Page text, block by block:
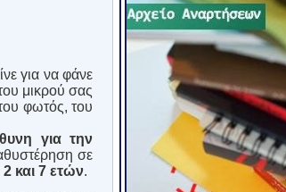
για να φάνε
μικρού σας
φωτός, του
για την
σε
και 7 ετών.